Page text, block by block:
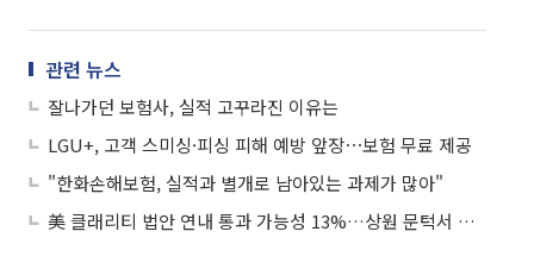
관련 뉴스
잘나가던 보험사, 실적 고꾸라진 이유는
LGU+, 고객 스미싱·피싱 피해 예방 앞장⋯보험 무료 제공
"한화손해보험, 실적과 별개로 남아있는 과제가 많아"
美 클래리티 법안 연내 통과 가능성 13%…상원 문턱서 제동